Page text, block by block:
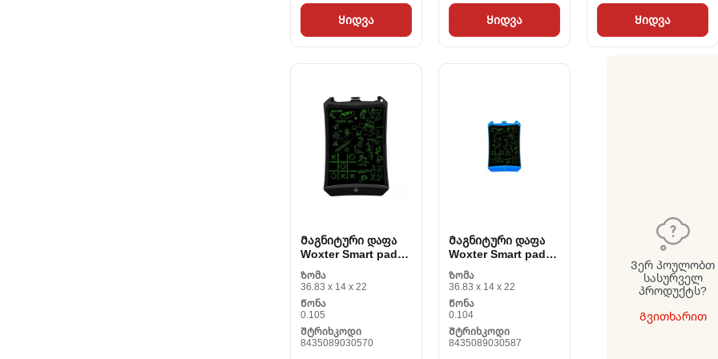
Ყიდვა Ყიდვა Ყიდვა
Მაგნიტური დაფა
Woxter Smart pad
90 9 Black (22.4 x
14.5 x 0). 67 cm)
Ზომა
36.83 x 14 x 22
Წონა
0.105
Შტრიხკოდი
8435089030570
Მაგნიტური დაფა
Woxter Smart pad
90 9 ცისფერი შავი/
ცისფერი (22.4 x
Ზომა
36.83 x 14 x 22
Წონა
0.104
Შტრიხკოდი
8435089030587
Ვერ პოულობთ
სასურველ
პროდუქტს?
Გვითხარით